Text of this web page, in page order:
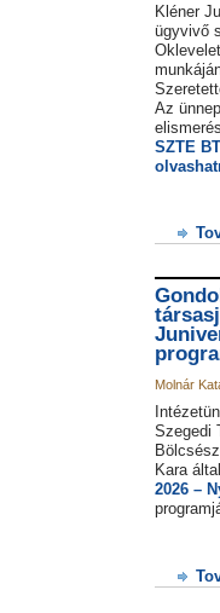
Kléner
ügyvivő
Az
SZTE
Molnár
Szegedi
Kara
2026 –